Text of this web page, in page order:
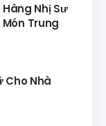
Hàng Nhị Sư
Trung
Cho Nhà